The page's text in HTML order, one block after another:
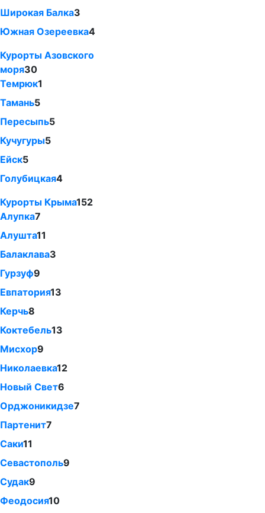
Широкая Балка3
Южная Озереевка4
Курорты Азовского
моря30
Темрюк1
Тамань5
Пересыпь5
Кучугуры5
Ейск5
Голубицкая4
Курорты Крыма152
Алупка7
Алушта11
Балаклава3
Гурзуф9
Евпатория13
Керчь8
Коктебель13
Мисхор9
Николаевка12
Новый Свет6
Орджоникидзе7
Партенит7
Саки11
Севастополь9
Судак9
Феодосия10